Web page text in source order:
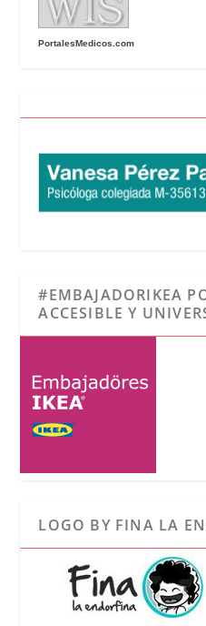
PortalesMedicos.com
#EMBAJADORIKEA
ACCESIBLE Y
LOGO BY FINA LA